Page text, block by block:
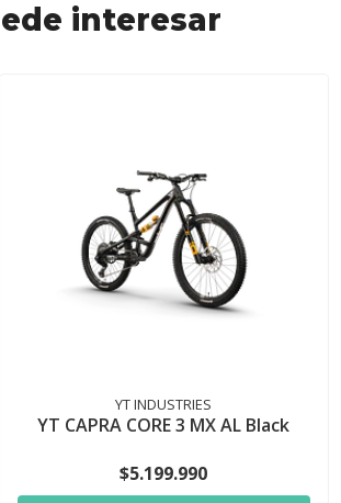
interesar
YT INDUSTRIES
YT CAPRA CORE 3 MX AL Black
$5.199.990